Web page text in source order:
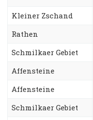
Kleiner Zschand
Rathen
Schmilkaer Gebiet
Affensteine
Affensteine
Schmilkaer Gebiet